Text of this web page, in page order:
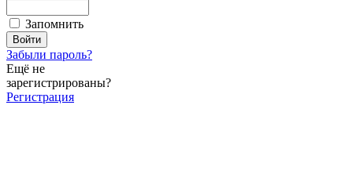
Запомнить
Забыли пароль?
Ещё не
зарегистрированы?
Регистрация